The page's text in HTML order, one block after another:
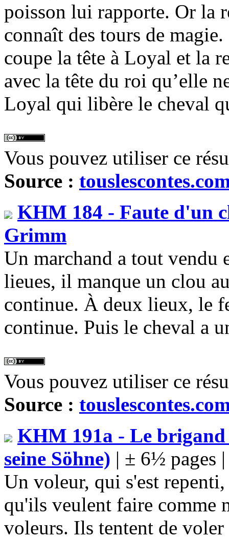
poisson lui rapporte. Or la
connaît des tours de
coupe la tête à Loyal et la
avec la tête du roi qu’elle
Loyal qui libère le cheval
Vous pouvez utiliser ce
Source :
KHM 184 - Faute d'un
Grimm
Un marchand a tout vendu
lieues, il manque un clou
continue. À deux lieux, le
continue. Puis le cheval a
Vous pouvez utiliser ce
Source :
KHM 191a - Le brigand
seine Söhne) | ± 6½ pages
Un voleur, qui s'est
qu'ils veulent faire comme
voleurs. Ils tentent de